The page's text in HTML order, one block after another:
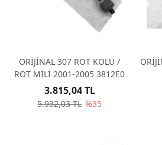
ORİJİNAL 307 ROT KOLU /
ROT MİLİ 2001-2005 3812E0
5.932,03 TL %35
3.815,04 TL